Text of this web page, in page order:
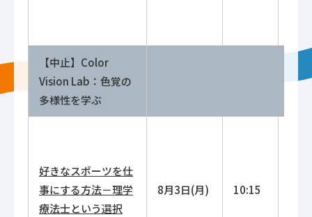
【中止】Color
Vision Lab：色覚の
多様性を学ぶ
好きなスポーツを仕
事にする方法－理学
療法士という選択
8月3日(月) 10:15